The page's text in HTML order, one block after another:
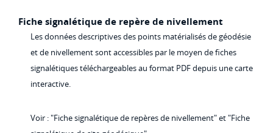
Fiche signalétique de repère de nivellement
Les données descriptives des points matérialisés de géodésie
et de nivellement sont accessibles par le moyen de fiches
signalétiques téléchargeables au format PDF depuis une carte
interactive.
Voir : "Fiche signalétique de repères de nivellement" et "Fiche